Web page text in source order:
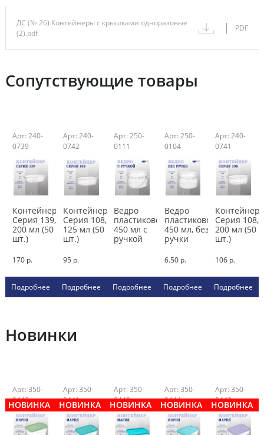
ДС (№ 26) Контейнеры с крышками одноразовые
(2).pdf
PDF
Сопутствующие товары
Арт: 240-
0739
Контейнер
Серия 139,
200 мл (50
шт.)
170 р.
Подробнее
Арт: 240-
0742
Контейнер
Серия 108,
125 мл (50
шт.)
95 р.
Подробнее
Арт: 250-
0111
Ведро
пластиковое,
450 мл с
ручкой
Подробнее
Арт: 250-
0104
Ведро
пластиковое,
450 мл, без
ручки
6.50 р.
Подробнее
Арт: 240-
0741
Контейнер
Серия 108,
200 мл (50
шт.)
106 р.
Подробнее
Новинки
Арт: 350-
0442
НОВИНКА
Арт: 350-
0441
НОВИНКА
Арт: 350-
0440
НОВИНКА
Арт: 350-
0444
НОВИНКА
Арт: 350-
0443
НОВИНКА